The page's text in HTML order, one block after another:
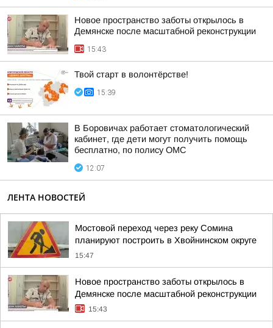
Новое пространство заботы открылось в
Демянске после масштабной реконструкции
15:43
Твой старт в волонтёрстве!
15:39
В Боровичах работает стоматологический
кабинет, где дети могут получить помощь
бесплатно, по полису ОМС
12:07
ЛЕНТА НОВОСТЕЙ
Мостовой переход через реку Сомина
планируют построить в Хвойнинском округе
15:47
Новое пространство заботы открылось в
Демянске после масштабной реконструкции
15:43